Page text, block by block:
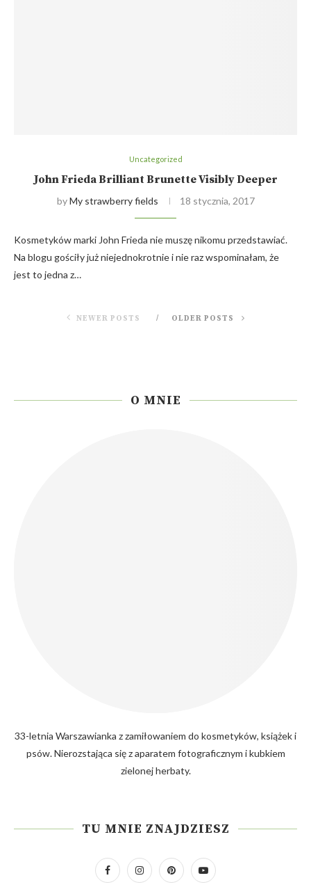
Uncategorized
John Frieda Brilliant Brunette Visibly Deeper
byMy strawberry fields 18 stycznia, 2017
Kosmetyków marki John Frieda nie muszę nikomu przedstawiać.
Na blogu gościły już niejednokrotnie i nie raz wspominałam, że
jest to jedna z…
NEWER POSTS OLDER POSTS
O MNIE
33-letnia Warszawianka z zamiłowaniem do kosmetyków, książek i
psów. Nierozstająca się z aparatem fotograficznym i kubkiem
zielonej herbaty.
TU MNIE ZNAJDZIESZ